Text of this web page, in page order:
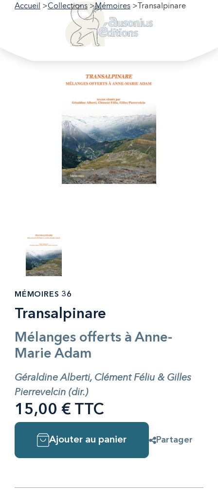
Accueil Collections Mémoires Transalpinare
MÉMOIRES 36
Transalpinare
Mélanges offerts à Anne-
Marie Adam
Géraldine Alberti, Clément Féliu & Gilles
Pierrevelcin (dir.)
15,00 € TTC
Ajouter au panier Partager